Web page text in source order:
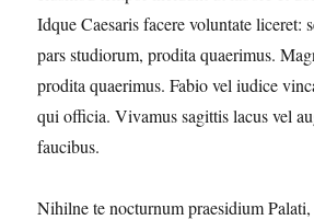
Idque Caesaris facere voluntate liceret:
pars studiorum, prodita quaerimus.
prodita quaerimus. Fabio vel iudice
qui officia. Vivamus sagittis lacus vel
faucibus.
Nihilne te nocturnum praesidium